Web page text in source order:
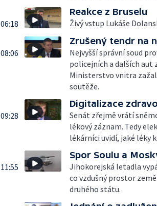
06:18
Reakce z Bruselu
Živý vstup Lukáše
08:06
Zrušený tendr na
Nejvyšší správní soud
policejních a dalších aut
Ministerstvo vnitra
soutěže.
09:28
Digitalizace
Senát zřejmě vrátí
lékový záznam. Tedy
lékárníci uvidí, jaké léky
11:55
Spor Soulu a
Jihokorejská letadla
co vzdušný prostor
druhého státu.